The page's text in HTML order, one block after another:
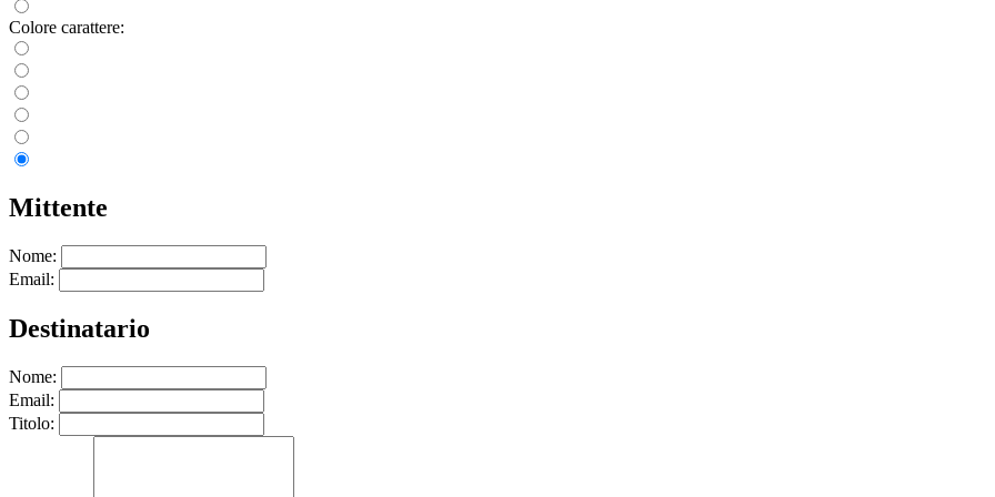
Colore carattere:
Mittente
Nome:
Email:
Destinatario
Nome:
Email:
Titolo: